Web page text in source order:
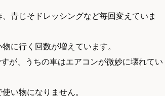
青じそドレッシングなど毎回変えていま
に行く回数が増えています。
が、うちの車はエアコンが微妙に壊れてい
い物になりません。